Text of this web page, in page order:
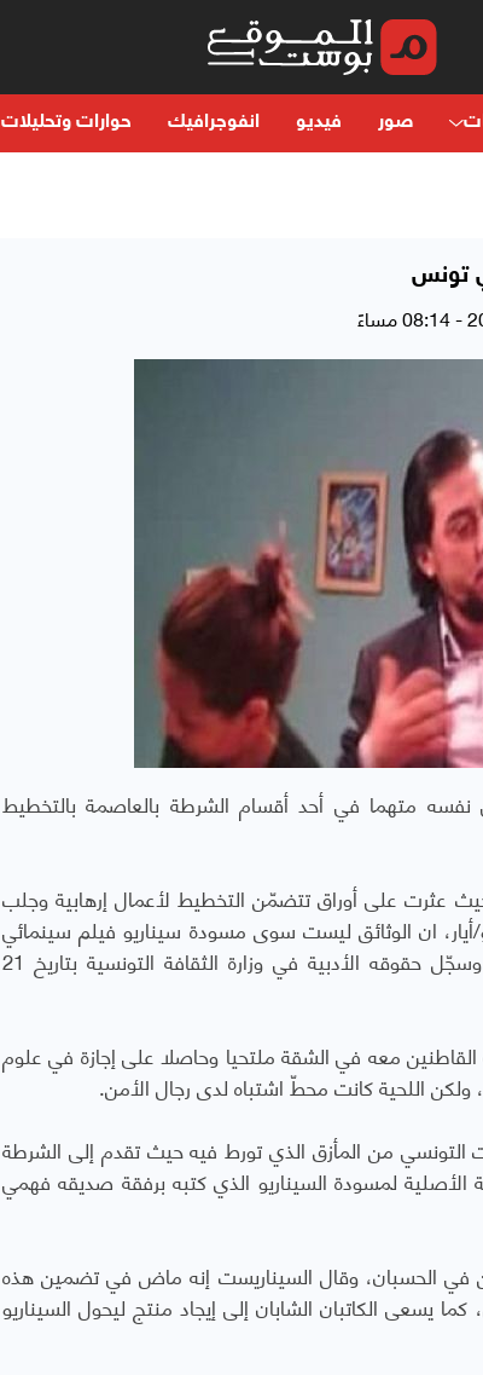
صور فيديو انفوجرافيك حوارات وتحليلات
تونس
نفسه متهما في أحد أقسام الشرطة بالعاصمة بالتخطيط
عثرت على أوراق تتضمّن التخطيط لأعمال إرهابية وجلب
العاصمة ليتضح بعد التحقيق مساء الخميس 26 مايو/أيار، ان الوثائق ليست سوى مسودة سيناريو فيلم سينمائي
طويل انتهى السالمي من كتابته برفقة صديقه منذ نحو سنة وسجّل حقوقه الأدبية في وزارة الثقافة التونسية بتاريخ 21
معه في الشقة ملتحيا وحاصلا على إجازة في علوم
ولكن اللحية كانت محطّ اشتباه لدى رجال الأمن.
التونسي من المأزق الذي تورط فيه حيث تقدم إلى الشرطة
لمسودة السيناريو الذي كتبه برفقة صديقه فهمي
في الحسبان، وقال السيناريست إنه ماض في تضمين هذه
يسعى الكاتبان الشابان إلى إيجاد منتج ليحول السيناريو